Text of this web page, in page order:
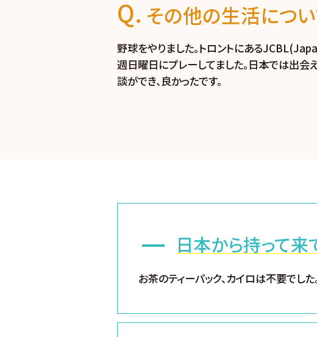
その他の生活につい
野球をやりました。トロントにある
週日曜日にプレーしてました。日本では出会
談ができ、良かったです。
日本から持って来
お茶のティーパック、カイロは不要でした